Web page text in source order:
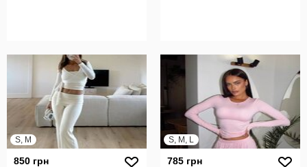
S, M
850 грн
S, M, L
785 грн